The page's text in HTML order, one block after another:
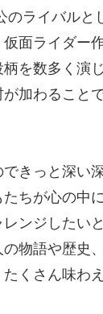
ライバルと
⾯ライダー
を数多く演
加わること
きっと深い
ちが⼼の中
ンジしたい
物語や歴史
くさん味わ